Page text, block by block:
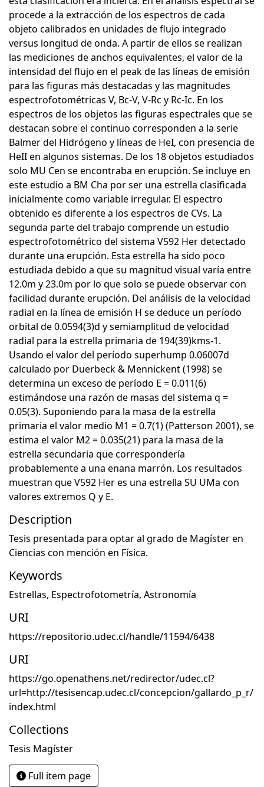
procede a la extracción de los espectros de cada
objeto calibrados en unidades de flujo integrado
versus longitud de onda. A partir de ellos se realizan
las mediciones de anchos equivalentes, el valor de la
intensidad del flujo en el peak de las líneas de emisión
para las figuras más destacadas y las magnitudes
espectrofotométricas V, Bc-V, V-Rc y Rc-Ic. En los
espectros de los objetos las figuras espectrales que se
destacan sobre el continuo corresponden a la serie
Balmer del Hidrógeno y líneas de HeI, con presencia de
HeII en algunos sistemas. De los 18 objetos estudiados
solo MU Cen se encontraba en erupción. Se incluye en
este estudio a BM Cha por ser una estrella clasificada
inicialmente como variable irregular. El espectro
obtenido es diferente a los espectros de CVs. La
segunda parte del trabajo comprende un estudio
espectrofotométrico del sistema V592 Her detectado
durante una erupción. Esta estrella ha sido poco
estudiada debido a que su magnitud visual varía entre
12.0m y 23.0m por lo que solo se puede observar con
facilidad durante erupción. Del análisis de la velocidad
radial en la línea de emisión H se deduce un período
orbital de 0.0594(3)d y semiamplitud de velocidad
radial para la estrella primaria de 194(39)kms-1.
Usando el valor del período superhump 0.06007d
calculado por Duerbeck & Mennickent (1998) se
determina un exceso de período E = 0.011(6)
estimándose una razón de masas del sistema q =
0.05(3). Suponiendo para la masa de la estrella
primaria el valor medio M1 = 0.7(1) (Patterson 2001), se
estima el valor M2 = 0.035(21) para la masa de la
estrella secundaria que correspondería
probablemente a una enana marrón. Los resultados
muestran que V592 Her es una estrella SU UMa con
valores extremos Q y E.
Description
Tesis presentada para optar al grado de Magíster en
Ciencias con mención en Física.
Keywords
Estrellas, Espectrofotometría, Astronomía
URI
https://repositorio.udec.cl/handle/11594/6438
URI
https://go.openathens.net/redirector/udec.cl?
url=http://tesisencap.udec.cl/concepcion/gallardo_p_r/
index.html
Collections
Tesis Magíster
Full item page